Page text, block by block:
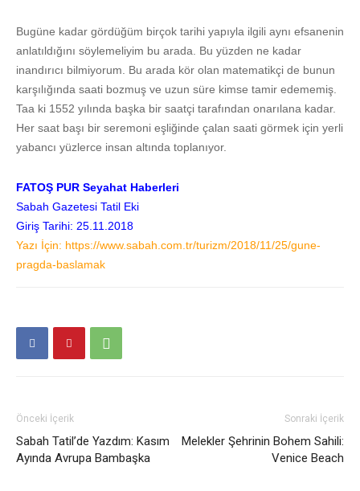
Bugüne kadar gördüğüm birçok tarihi yapıyla ilgili aynı efsanenin
anlatıldığını söylemeliyim bu arada. Bu yüzden ne kadar
inandırıcı bilmiyorum. Bu arada kör olan matematikçi de bunun
karşılığında saati bozmuş ve uzun süre kimse tamir edememiş.
Taa ki 1552 yılında başka bir saatçi tarafından onarılana kadar.
Her saat başı bir seremoni eşliğinde çalan saati görmek için yerli
yabancı yüzlerce insan altında toplanıyor.
FATOŞ PUR Seyahat Haberleri
Sabah Gazetesi Tatil Eki
Giriş Tarihi: 25.11.2018
Yazı İçin: https://www.sabah.com.tr/turizm/2018/11/25/gune-
pragda-baslamak
Önceki İçerik
Sabah Tatil’de Yazdım: Kasım
Ayında Avrupa Bambaşka
Sonraki İçerik
Melekler Şehrinin Bohem Sahili:
Venice Beach